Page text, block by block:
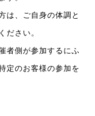
は、ご自身の体調と
ださい。
者側が参加するにふ
定のお客様の参加を